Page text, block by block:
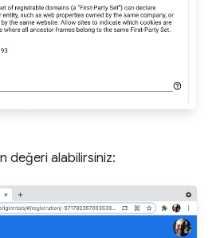
değeri alabilirsiniz: